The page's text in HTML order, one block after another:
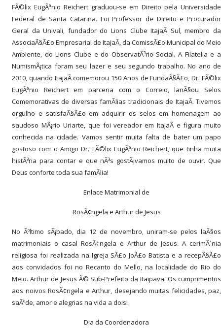
FÃ©lix EugÃªnio Reichert graduou-se em Direito pela Universidade
Federal de Santa Catarina. Foi Professor de Direito e Procurador
Geral da Univali, fundador do Lions Clube ItajaÃ­ Sul, membro da
AssociaÃ§Ã£o Empresarial de ItajaÃ­, da ComissÃ£o Municipal do Meio
Ambiente, do Lions Clube e do ObservatÃ³rio Social. A Filatelia e a
NumismÃ¡tica foram seu lazer e seu segundo trabalho. No ano de
2010, quando ItajaÃ­ comemorou 150 Anos de FundaÃ§Ã£o, Dr. FÃ©lix
EugÃªnio Reichert em parceria com o Correio, lanÃ§ou Selos
Comemorativas de diversas famÃ­lias tradicionais de ItajaÃ­. Tivemos
orgulho e satisfaÃ§Ã£o em adquirir os selos em homenagem ao
saudoso MÃ¡rio Uriarte, que foi vereador em ItajaÃ­ e figura muito
conhecida na cidade. Vamos sentir muita falta de bater um papo
gostoso com o Amigo Dr. FÃ©lix EugÃªnio Reichert, que tinha muita
histÃ³ria para contar e que nÃ³s gostÃ¡vamos muito de ouvir. Que
Deus conforte toda sua famÃ­lia!
Enlace Matrimonial de
RosÃ¢ngela e Arthur de Jesus
No Ãºltimo sÃ¡bado, dia 12 de novembro, uniram-se pelos laÃ§os
matrimoniais o casal RosÃ¢ngela e Arthur de Jesus. A cerimÃ´nia
religiosa foi realizada na Igreja SÃ£o JoÃ£o Batista e a recepÃ§Ã£o
aos convidados foi no Recanto do Mello, na localidade do Rio do
Meio. Arthur de Jesus Ã© Sub-Prefeito da Itaipava. Os cumprimentos
aos noivos RosÃ¢ngela e Arthur, desejando muitas felicidades, paz,
saÃºde, amor e alegrias na vida a dois!
Dia da Coordenadora